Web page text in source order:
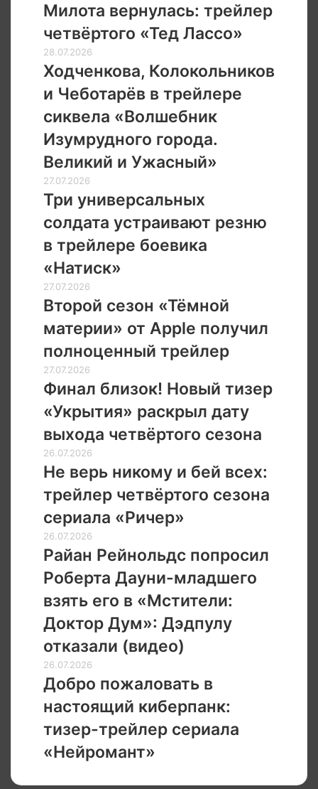
в
безумие
вернулась:
четвёртого
«Тед
Лассо»
Милота вернулась: трейлер
четвёртого «Тед Лассо»
Ходченкова,
Колокольников
Чеботарёв
в
трейлере
сиквела
«Волшебник
Изумрудного
города.
Великий
Ужасный»
28.07.2026
Ходченкова, Колокольников
и Чеботарёв в трейлере
сиквела «Волшебник
Изумрудного города.
Великий и Ужасный»
Три
универсальных
солдата
устраивают
резню
в
трейлере
боевика
«Натиск»
27.07.2026
Три универсальных
солдата устраивают резню
в трейлере боевика
«Натиск»
Второй
сезон
«Тёмной
материи»
от
Apple
получил
полноценный
трейлер
27.07.2026
Второй сезон «Тёмной
материи» от Apple получил
полноценный трейлер
Финал
близок!
Новый
тизер
«Укрытия»
раскрыл
дату
выхода
четвёртого
сезона
27.07.2026
Финал близок! Новый тизер
«Укрытия» раскрыл дату
выхода четвёртого сезона
Не
верь
никому
и
бей
всех:
трейлер
четвёртого
сезона
сериала
«Ричер»
26.07.2026
Не верь никому и бей всех:
трейлер четвёртого сезона
сериала «Ричер»
Райан
Рейнольдс
попросил
Роберта
Дауни-
младшего
взять
в
«Мстители:
Доктор
Дэдпулу
отказали
(видео)
26.07.2026
Райан Рейнольдс попросил
Роберта Дауни-младшего
взять его в «Мстители:
Доктор Дум»: Дэдпулу
отказали (видео)
Добро
пожаловать
в
настоящий
киберпанк:
тизер-
трейлер
«Нейромант»
26.07.2026
Добро пожаловать в
настоящий киберпанк:
тизер-трейлер сериала
«Нейромант»